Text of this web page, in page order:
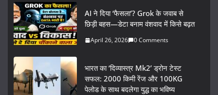
AI ने दिया ‘फैसला’? Grok के जवाब से
छिड़ी बहस—डेटा बनाम वंशवाद में किसे बढ़त
April 26, 2026 0 Comments
भारत का ‘दिव्यास्त्र Mk2’ ड्रोन टेस्ट
सफल: 2000 किमी रेंज और 100KG
पेलोड के साथ बदलेगा युद्ध का भविष्य